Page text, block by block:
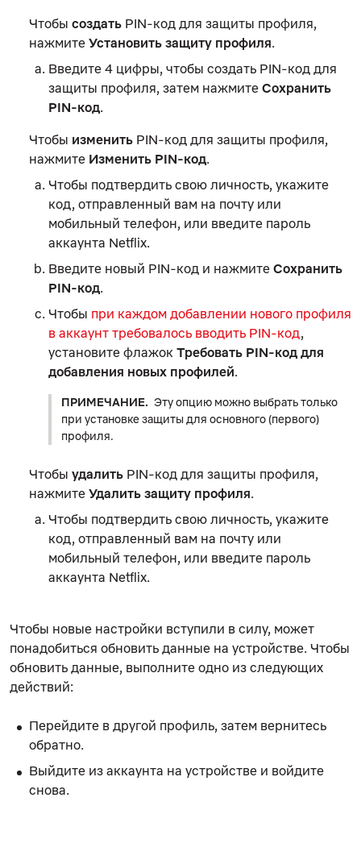
Чтобы создать PIN-код для защиты профиля,
нажмите Установить защиту профиля.
Введите 4 цифры, чтобы создать PIN-код для
защиты профиля, затем нажмите Сохранить
PIN-код.
Чтобы изменить PIN-код для защиты профиля,
нажмите Изменить PIN-код.
Чтобы подтвердить свою личность, укажите
код, отправленный вам на почту или
мобильный телефон, или введите пароль
аккаунта Netflix.
Введите новый PIN-код и нажмите Сохранить
PIN-код.
Чтобы при каждом добавлении нового профиля
в аккаунт требовалось вводить PIN-код,
установите флажок Требовать PIN-код для
добавления новых профилей.
ПРИМЕЧАНИЕ. Эту опцию можно выбрать только
при установке защиты для основного (первого)
профиля.
Чтобы удалить PIN-код для защиты профиля,
нажмите Удалить защиту профиля.
Чтобы подтвердить свою личность, укажите
код, отправленный вам на почту или
мобильный телефон, или введите пароль
аккаунта Netflix.
Чтобы новые настройки вступили в силу, может
понадобиться обновить данные на устройстве. Чтобы
обновить данные, выполните одно из следующих
действий:
Перейдите в другой профиль, затем вернитесь
обратно.
Выйдите из аккаунта на устройстве и войдите
снова.